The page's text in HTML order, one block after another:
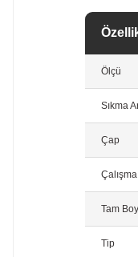
Ölçü
Sıkma
Çap
Tam Boy
Tip